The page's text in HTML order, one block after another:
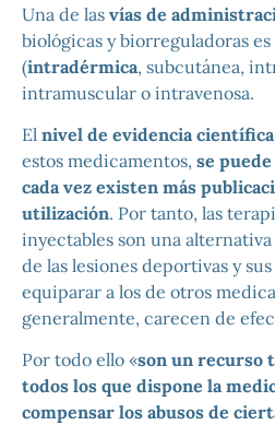
Una de las vías de
biológicas y biorreguladoras
(intradérmica, subcutánea,
intramuscular o intravenosa.
El nivel de evidencia científica
estos medicamentos, se
cada vez existen más
utilización. Por tanto, las
inyectables son una
de las lesiones deportivas y
equiparar a los de otros
generalmente, carecen de
Por todo ello «son un recurso
todos los que dispone la
compensar los abusos de